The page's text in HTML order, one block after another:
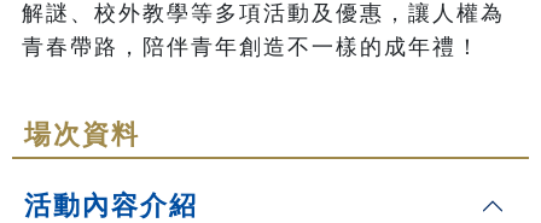
解謎、校外教學等多項活動及優惠，讓人權為
青春帶路，陪伴青年創造不一樣的成年禮！
場次資料
活動內容介紹